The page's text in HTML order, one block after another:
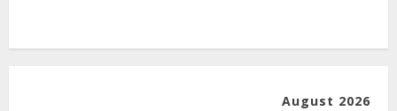
August 2026